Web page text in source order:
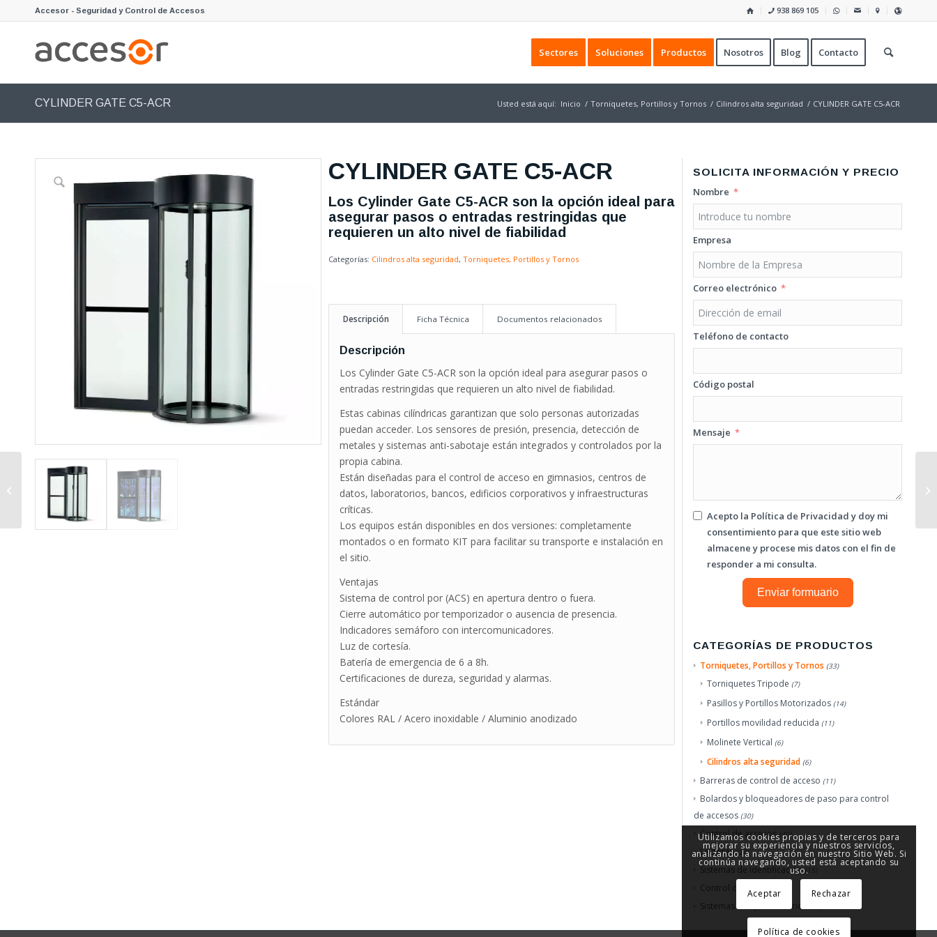
938 869 105
Accesor - Seguridad y Control de Accesos
Sectores Soluciones Productos Nosotros Blog Contacto
CYLINDER GATE C5-ACR Usted está aquí: Inicio / Torniquetes, Portillos y Tornos / Cilindros alta seguridad / CYLINDER GATE C5-ACR
CYLINDER GATE C5-ACR
Los Cylinder Gate C5-ACR son la opción ideal para
asegurar pasos o entradas restringidas que
requieren un alto nivel de fiabilidad
Categorías: Cilindros alta seguridad, Torniquetes, Portillos y Tornos
Descripción Ficha Técnica Documentos relacionados
Descripción
Los Cylinder Gate C5-ACR son la opción ideal para asegurar pasos o
entradas restringidas que requieren un alto nivel de fiabilidad.
Estas cabinas cilíndricas garantizan que solo personas autorizadas
puedan acceder. Los sensores de presión, presencia, detección de
metales y sistemas anti-sabotaje están integrados y controlados por la
propia cabina.
Están diseñadas para el control de acceso en gimnasios, centros de
datos, laboratorios, bancos, edificios corporativos y infraestructuras
críticas.
Los equipos están disponibles en dos versiones: completamente
montados o en formato KIT para facilitar su transporte e instalación en
el sitio.
Ventajas
Sistema de control por (ACS) en apertura dentro o fuera.
Cierre automático por temporizador o ausencia de presencia.
Indicadores semáforo con intercomunicadores.
Luz de cortesía.
Batería de emergencia de 6 a 8h.
Certificaciones de dureza, seguridad y alarmas.
Estándar
Colores RAL / Acero inoxidable / Aluminio anodizado
SOLICITA INFORMACIÓN Y PRECIO
Nombre
Empresa
Correo electrónico
Teléfono de contacto
Código postal
Mensaje
Acepto la Política de Privacidad y doy mi
consentimiento para que este sitio web
almacene y procese mis datos con el fin de
responder a mi consulta.
Enviar formuario
CATEGORÍAS DE PRODUCTOS
Torniquetes, Portillos y Tornos (33)
Torniquetes Tripode (7)
Pasillos y Portillos Motorizados (14)
Portillos movilidad reducida (11)
Molinete Vertical (6)
Cilindros alta seguridad (6)
Barreras de control de acceso (11)
Bolardos y bloqueadores de paso para control
de accesos (30)
Control de accesos (40)
Lectores (24)
Sistemas de identificación (15)
Control de Errantes
Sistemas complementarios
CYLINDER GATE C101-
Utilizamos cookies propias y de terceros para
mejorar su experiencia y nuestros servicios,
analizando la navegación en nuestro Sitio Web. Si
continúa navegando, usted está aceptando su
uso.
Aceptar
Rechazar
Política de cookies